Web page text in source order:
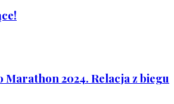
Marathon 2024. Relacja z biegu